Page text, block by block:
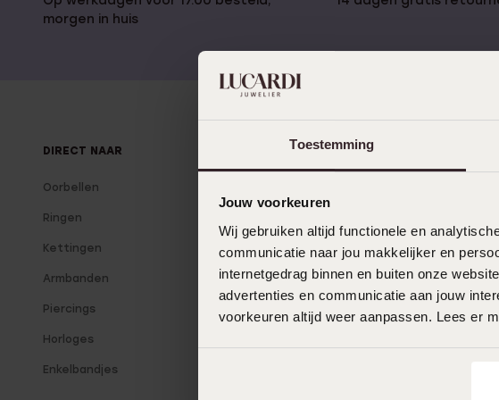
Toestemming
Jouw voorkeuren
Wij gebruiken altijd functionele en
communicatie naar jou makkelijker en
internetgedrag binnen en buiten onze
advertenties en communicatie aan jouw
voorkeuren altijd weer aanpassen. Lees er
Gepersonaliseerde
Accessoires
Disney
morgen in huis
DIRECT NAAR
Oorbellen
Ringen
Kettingen
Armbanden
Piercings
Horloges
Enkelbandjes
OVER LUCARDI
Lucardi Member
Blog